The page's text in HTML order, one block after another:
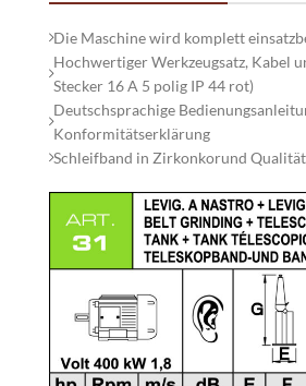
Die Maschine wird komplett
Hochwertiger Werkzeugsatz, Kabel
Stecker 16 A 5 polig IP 44 rot)
Deutschsprachige
Konformitätserklärung
Schleifband in Zirkonkorund Qualität